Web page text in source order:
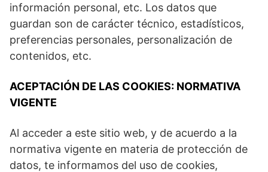
información personal, etc. Los datos que
guardan son de carácter técnico, estadísticos,
preferencias personales, personalización de
contenidos, etc.
ACEPTACIÓN DE LAS COOKIES: NORMATIVA
VIGENTE
Al acceder a este sitio web, y de acuerdo a la
normativa vigente en materia de protección de
datos, te informamos del uso de cookies,